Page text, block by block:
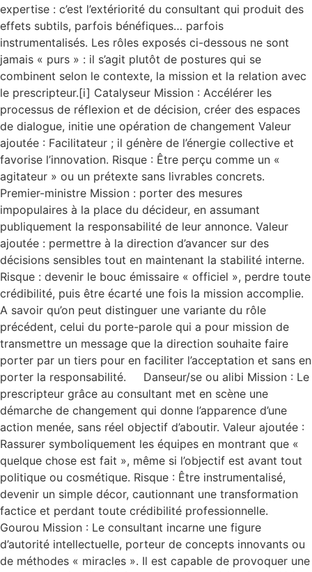
expertise : c’est l’extériorité du consultant qui produit des
effets subtils, parfois bénéfiques… parfois
instrumentalisés. Les rôles exposés ci-dessous ne sont
jamais « purs » : il s’agit plutôt de postures qui se
combinent selon le contexte, la mission et la relation avec
le prescripteur.[i] Catalyseur Mission : Accélérer les
processus de réflexion et de décision, créer des espaces
de dialogue, initie une opération de changement Valeur
ajoutée : Facilitateur ; il génère de l’énergie collective et
favorise l’innovation. Risque : Être perçu comme un «
agitateur » ou un prétexte sans livrables concrets.
Premier-ministre Mission : porter des mesures
impopulaires à la place du décideur, en assumant
publiquement la responsabilité de leur annonce. Valeur
ajoutée : permettre à la direction d’avancer sur des
décisions sensibles tout en maintenant la stabilité interne.
Risque : devenir le bouc émissaire « officiel », perdre toute
crédibilité, puis être écarté une fois la mission accomplie.
A savoir qu’on peut distinguer une variante du rôle
précédent, celui du porte-parole qui a pour mission de
transmettre un message que la direction souhaite faire
porter par un tiers pour en faciliter l’acceptation et sans en
porter la responsabilité. Danseur/se ou alibi Mission : Le
prescripteur grâce au consultant met en scène une
démarche de changement qui donne l’apparence d’une
action menée, sans réel objectif d’aboutir. Valeur ajoutée :
Rassurer symboliquement les équipes en montrant que «
quelque chose est fait », même si l’objectif est avant tout
politique ou cosmétique. Risque : Être instrumentalisé,
devenir un simple décor, cautionnant une transformation
factice et perdant toute crédibilité professionnelle.
Gourou Mission : Le consultant incarne une figure
d’autorité intellectuelle, porteur de concepts innovants ou
de méthodes « miracles ». Il est capable de provoquer une